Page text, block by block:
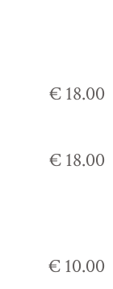
€ 18.00
€ 18.00
€ 10.00